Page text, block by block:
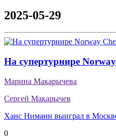
2025-05-29
На супертурнире
Марина Макарычева
Сергей Макарычев
Ханс Ниманн выиграл в
0